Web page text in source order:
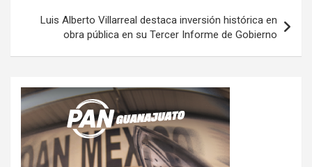
entradas
Luis Alberto Villarreal destaca inversión histórica en
obra pública en su Tercer Informe de Gobierno